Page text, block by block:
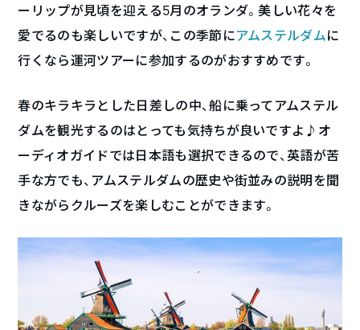
ーリップが見頃を迎える5月のオランダ。美しい花々を
愛でるのも楽しいですが、この季節にアムステルダムに
行くなら運河ツアーに参加するのがおすすめです。
春のキラキラとした日差しの中、船に乗ってアムステル
ダムを観光するのはとっても気持ちが良いですよ♪オ
ーディオガイドでは日本語も選択できるので、英語が苦
手な方でも、アムステルダムの歴史や街並みの説明を聞
きながらクルーズを楽しむことができます。